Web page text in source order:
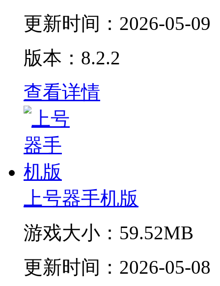
更新时间： 2026-05-09
版本：8.2.2
查看详情
上号器手机版
游戏大小： 59.52MB
更新时间： 2026-05-08